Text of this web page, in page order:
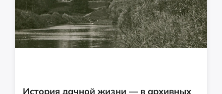
История дачной жизни — в архивных